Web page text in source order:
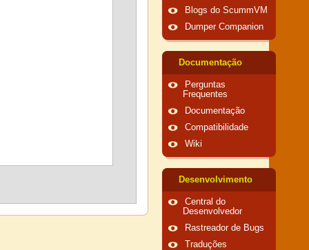
Blogs do ScummVM
Dumper Companion
Documentação
Perguntas
Frequentes
Documentação
Compatibilidade
Wiki
Desenvolvimento
Central do
Desenvolvedor
Rastreador de Bugs
Traduções